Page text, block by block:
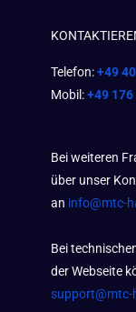
Telefon:+49
Mobil:+49
Bei weiteren
über unser
an info@mtc-
Bei
der Webseite